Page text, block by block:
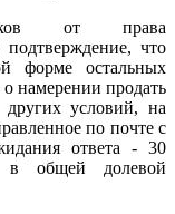
от права
что
форме остальных
о намерении продать
условий, на
по почте с
ответа - 30
общей долевой